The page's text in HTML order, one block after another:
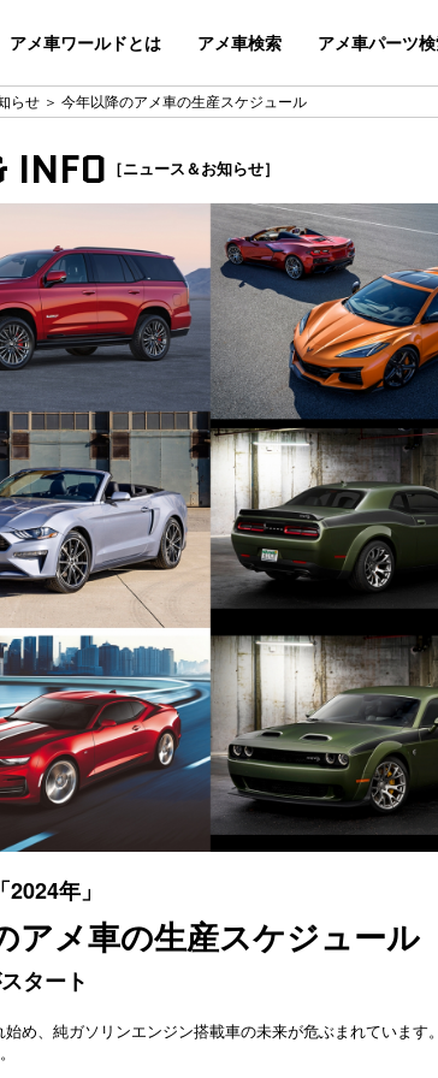
アメ車ワールドとは アメ車検索 アメ車パーツ
らせ ＞ 今年以降のアメ車の生産スケジュール
INFO ［ニュース＆お知らせ］
年」
アメ車の生産スケジュール
タート
め、純ガソリンエンジン搭載車の未来が危ぶまれていま